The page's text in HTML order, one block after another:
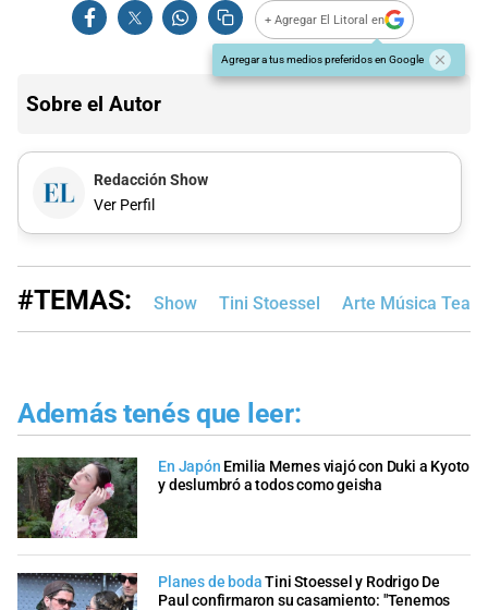
+ Agregar El Litoral en
Agregar a tus medios preferidos en Google
Sobre el Autor
Redacción Show
Ver Perfil
#TEMAS: Show Tini Stoessel Arte Música
Además tenés que leer:
En Japón Emilia Mernes viajó con Duki a Kyoto
y deslumbró a todos como geisha
Planes de bodaTini Stoessel y Rodrigo De
Paul confirmaron su casamiento: "Tenemos